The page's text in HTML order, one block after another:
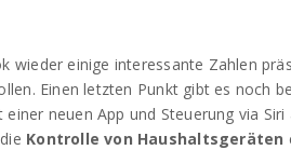
wieder einige interessante Zahlen
Einen letzten Punkt gibt es noch
einer neuen App und Steuerung via
Kontrolle von Haushaltsgeräten